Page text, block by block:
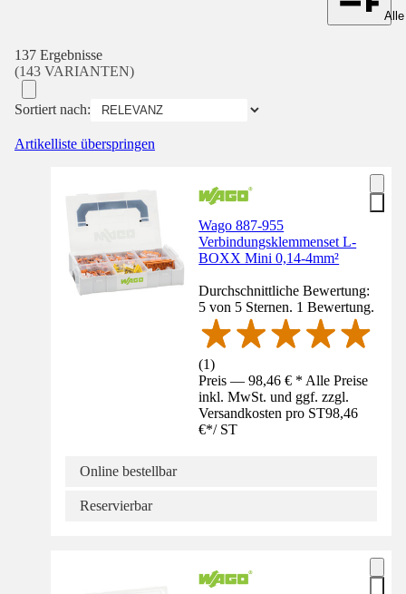
137 Ergebnisse
(143 VARIANTEN)
Sortiert nach:
Artikelliste überspringen
Wago 887-955
Verbindungsklemmenset L-
BOXX Mini 0,14-4mm²
Durchschnittliche Bewertung:
5 von 5 Sternen. 1 Bewertung.
(1)
Preis — 98,46 € * Alle Preise
inkl. MwSt. und ggf. zzgl.
Versandkosten pro ST98,46
€*/ ST
Online bestellbar
Reservierbar